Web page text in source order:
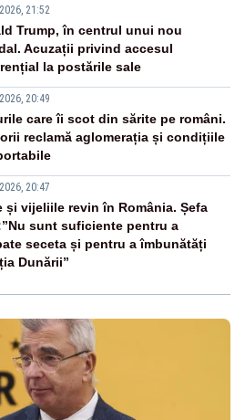
21:52
Trump, în centrul unui nou
Acuzații privind accesul
la postările sale
20:49
care îi scot din sărite pe români.
reclamă aglomerația și condițiile
20:47
și vijeliile revin în România. Șefa
sunt suficiente pentru a
seceta și pentru a îmbunătăți
Dunării”